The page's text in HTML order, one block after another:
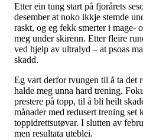
Etter ein tung start på fjorårets
desember at noko ikkje stemde
raskt, og eg fekk smerter i mage-
meg under skirenn. Etter fleire
ved hjelp av ultralyd – at psoas
skadd.
Eg vart derfor tvungen til å ta det
halde meg unna hard trening.
prestere på topp, til å bli heilt
månader med redusert trening set
toppidrettsutøvar. I slutten av
men resultata uteblei.